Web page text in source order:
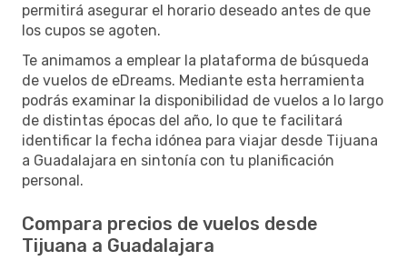
permitirá asegurar el horario deseado antes de que
los cupos se agoten.
Te animamos a emplear la plataforma de búsqueda
de vuelos de eDreams. Mediante esta herramienta
podrás examinar la disponibilidad de vuelos a lo largo
de distintas épocas del año, lo que te facilitará
identificar la fecha idónea para viajar desde Tijuana
a Guadalajara en sintonía con tu planificación
personal.
Compara precios de vuelos desde
Tijuana a Guadalajara